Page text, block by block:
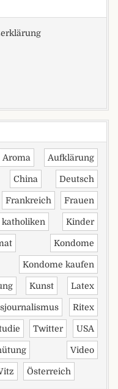
Aroma Aufklärung
China Deutsch
Frankreich Frauen
katholiken Kinder
Kondome
Kondome kaufen
Kunst Latex
Ritex
Twitter USA
Video
Österreich